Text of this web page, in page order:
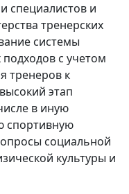
специалистов и
тренерских
системы
с учетом
тренеров к
этап
в иную
спортивную
социальной
культуры и